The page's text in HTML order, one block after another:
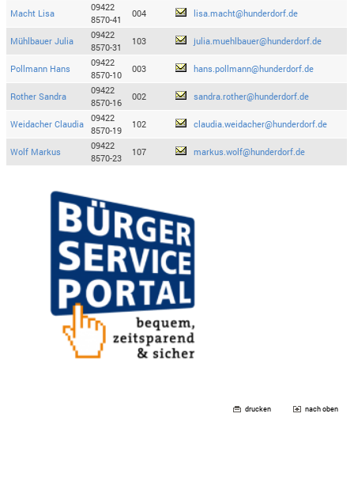
Macht Lisa
09422
8570-41
004 lisa.macht@hunderdorf.de
Mühlbauer Julia
09422
8570-31
103 julia.muehlbauer@hunderdorf.de
Pollmann Hans
09422
8570-10
003 hans.pollmann@hunderdorf.de
Rother Sandra
09422
8570-16
002 sandra.rother@hunderdorf.de
Weidacher Claudia
09422
8570-19
102 claudia.weidacher@hunderdorf.de
Wolf Markus
09422
8570-23
107 markus.wolf@hunderdorf.de
drucken nach oben